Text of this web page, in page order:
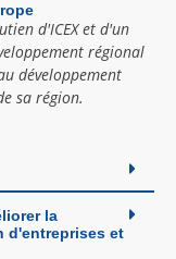
d'ICEX et d'un
régional
développement
sa région.
la
d'entreprises et